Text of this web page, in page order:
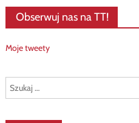
Obserwuj nas na TT!
Moje tweety
Szukaj: